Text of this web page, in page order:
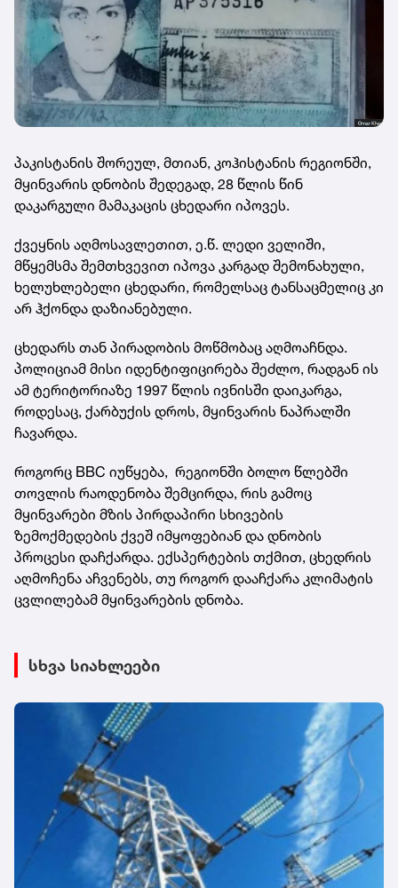
პაკისტანის შორეულ, მთიან, კოჰისტანის რეგიონში,
მყინვარის დნობის შედეგად, 28 წლის წინ
დაკარგული მამაკაცის ცხედარი იპოვეს.
ქვეყნის აღმოსავლეთით, ე.წ. ლედი ველიში,
მწყემსმა შემთხვევით იპოვა კარგად შემონახული,
ხელუხლებელი ცხედარი, რომელსაც ტანსაცმელიც კი
არ ჰქონდა დაზიანებული.
ცხედარს თან პირადობის მოწმობაც აღმოაჩნდა.
პოლიციამ მისი იდენტიფიცირება შეძლო, რადგან ის
ამ ტერიტორიაზე 1997 წლის ივნისში დაიკარგა,
როდესაც, ქარბუქის დროს, მყინვარის ნაპრალში
ჩავარდა.
როგორც BBC იუწყება, რეგიონში ბოლო წლებში
თოვლის რაოდენობა შემცირდა, რის გამოც
მყინვარები მზის პირდაპირი სხივების
ზემოქმედების ქვეშ იმყოფებიან და დნობის
პროცესი დაჩქარდა. ექსპერტების თქმით, ცხედრის
აღმოჩენა აჩვენებს, თუ როგორ დააჩქარა კლიმატის
ცვლილებამ მყინვარების დნობა.
სხვა სიახლეები